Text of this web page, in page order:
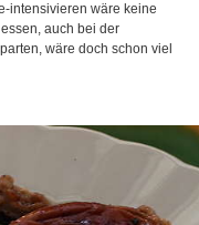
intensivieren wäre keine
auch bei der
wäre doch schon viel